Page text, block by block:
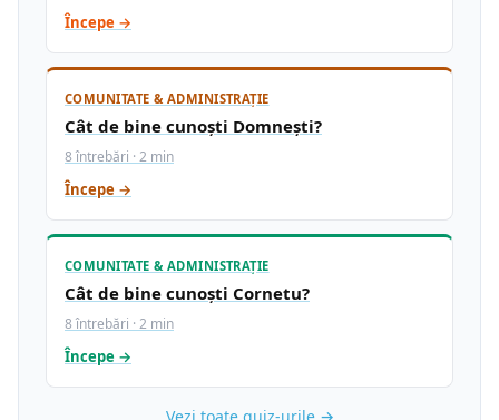
Începe →
COMUNITATE & ADMINISTRAȚIE
Cât de bine cunoști Domnești?
8 întrebări · 2 min
Începe →
COMUNITATE & ADMINISTRAȚIE
Cât de bine cunoști Cornetu?
8 întrebări · 2 min
Începe →